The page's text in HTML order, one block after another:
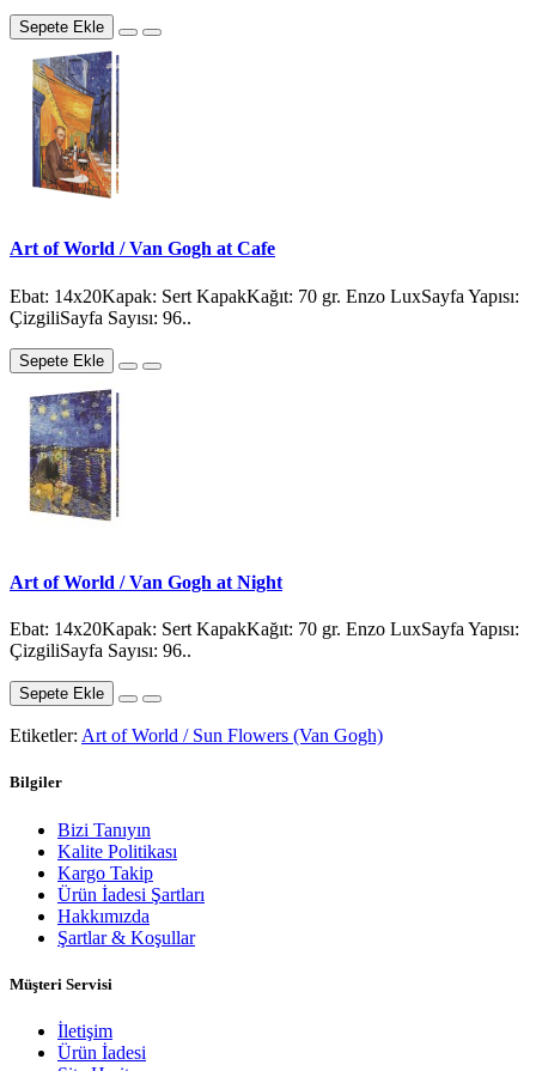
Sepete Ekle
Art of World / Van Gogh at Cafe
Ebat: 14x20Kapak: Sert KapakKağıt: 70 gr. Enzo LuxSayfa Yapısı:
ÇizgiliSayfa Sayısı: 96..
Sepete Ekle
Art of World / Van Gogh at Night
Ebat: 14x20Kapak: Sert KapakKağıt: 70 gr. Enzo LuxSayfa Yapısı:
ÇizgiliSayfa Sayısı: 96..
Sepete Ekle
Etiketler: Art of World / Sun Flowers (Van Gogh)
Bilgiler
Bizi Tanıyın
Kalite Politikası
Kargo Takip
Ürün İadesi Şartları
Hakkımızda
Şartlar & Koşullar
Müşteri Servisi
İletişim
Ürün İadesi